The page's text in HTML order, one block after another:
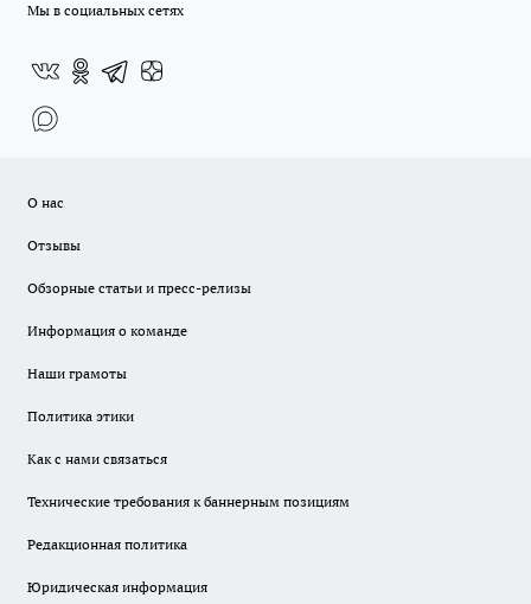
Мы в социальных сетях
О нас
Отзывы
Обзорные статьи и пресс-релизы
Информация о команде
Наши грамоты
Политика этики
Как с нами связаться
Технические требования к баннерным позициям
Редакционная политика
Юридическая информация